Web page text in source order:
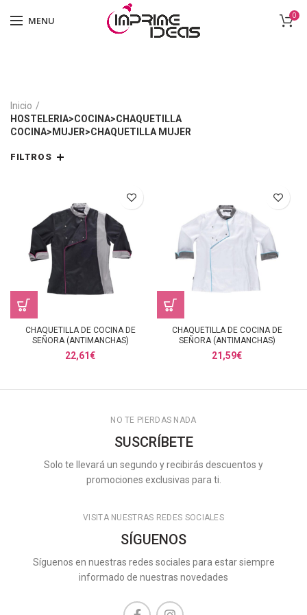
MENU 0
Inicio
HOSTELERIA>COCINA>CHAQUETILLA
COCINA>MUJER>CHAQUETILLA MUJER
FILTROS
CHAQUETILLA DE COCINA DE
SEÑORA (ANTIMANCHAS)
22,61€
CHAQUETILLA DE COCINA DE
SEÑORA (ANTIMANCHAS)
21,59€
NO TE PIERDAS NADA
SUSCRÍBETE
Solo te llevará un segundo y recibirás descuentos y
promociones exclusivas para ti.
VISITA NUESTRAS REDES SOCIALES
SÍGUENOS
Síguenos en nuestras redes sociales para estar siempre
informado de nuestras novedades